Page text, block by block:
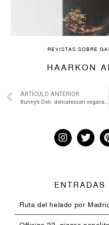
REVISTAS SOBRE
HAARKON
ARTÍCULO ANTERIOR
Bunny’s Deli: delicatessen veganas de inspiración letona
ENTRADAS
Ruta del helado por